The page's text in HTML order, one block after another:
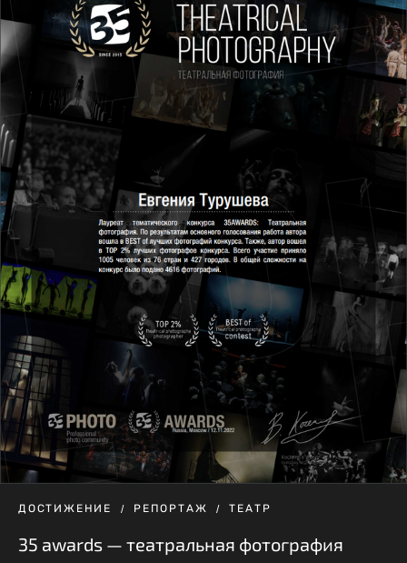
ДОСТИЖЕНИЕ РЕПОРТАЖ ТЕАТР
35 awards — театральная фотография